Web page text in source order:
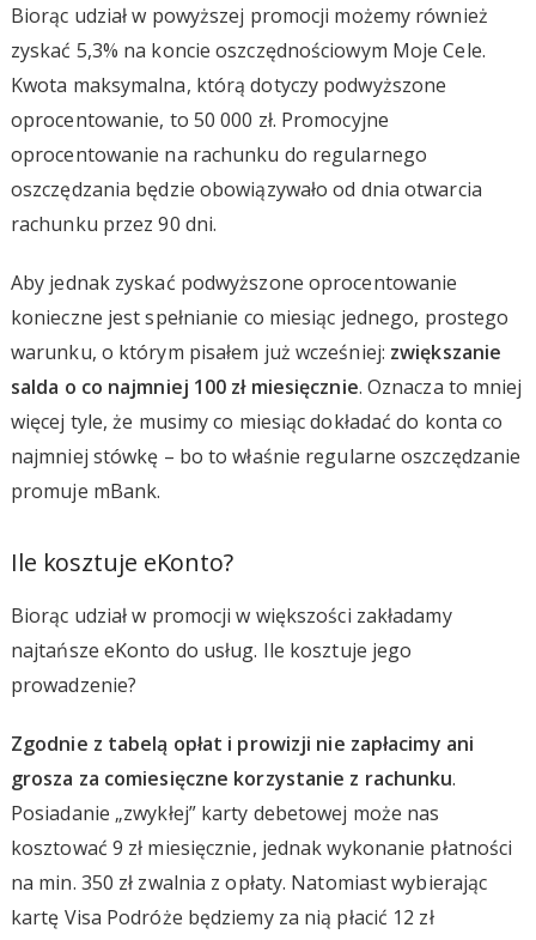
Biorąc udział w powyższej promocji możemy również
zyskać 5,3% na koncie oszczędnościowym Moje Cele.
Kwota maksymalna, którą dotyczy podwyższone
oprocentowanie, to 50 000 zł. Promocyjne
oprocentowanie na rachunku do regularnego
oszczędzania będzie obowiązywało od dnia otwarcia
rachunku przez 90 dni.
Aby jednak zyskać podwyższone oprocentowanie
konieczne jest spełnianie co miesiąc jednego, prostego
warunku, o którym pisałem już wcześniej: zwiększanie
salda o co najmniej 100 zł miesięcznie. Oznacza to mniej
więcej tyle, że musimy co miesiąc dokładać do konta co
najmniej stówkę – bo to właśnie regularne oszczędzanie
promuje mBank.
Ile kosztuje eKonto?
Biorąc udział w promocji w większości zakładamy
najtańsze eKonto do usług. Ile kosztuje jego
prowadzenie?
Zgodnie z tabelą opłat i prowizji nie zapłacimy ani
grosza za comiesięczne korzystanie z rachunku.
Posiadanie „zwykłej” karty debetowej może nas
kosztować 9 zł miesięcznie, jednak wykonanie płatności
na min. 350 zł zwalnia z opłaty. Natomiast wybierając
kartę Visa Podróże będziemy za nią płacić 12 zł